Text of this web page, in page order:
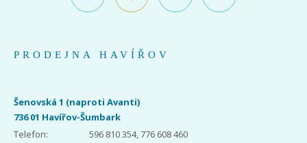
PRODEJNA HAVÍŘOV
Šenovská 1 (naproti Avanti)
736 01 Havířov-Šumbark
Telefon:
596 810 354, 776 608 460